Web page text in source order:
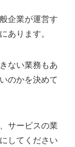
企業が運営す
あります。
ない業務もあ
のかを決めて
サービスの業
してください